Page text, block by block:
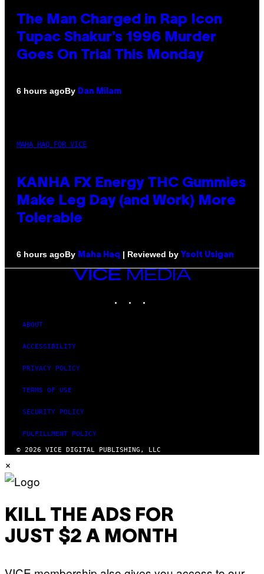
The Man Charged in Rap Icon
Tupac Shakur’s 1996 Murder
Goes On Trial This Monday
6 hours agoBy Dan Milam
MAHA HAQ FOR VICE
KANHA FX Energy THC Gummies
Make Leg Day (and Work) More
Tolerable
6 hours agoBy Maha Haq | Reviewed by Ysolt Usigan
VICE
MEDIA
ABOUT
ACCESSIBILITY
PRIVACY POLICY
TERMS OF USE
SECURITY POLICY
FULFILLMENT POLICY
© 2026 VICE DIGITAL PUBLISHING, LLC
×
KILL THE ADS FOR
JUST $2 A MONTH